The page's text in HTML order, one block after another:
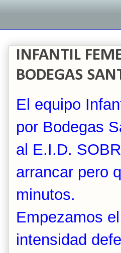
INFANTIL
BODEGAS
El equipo
por Bodegas
al E.I.D.
arrancar pero
minutos.
Empezamos
intensidad